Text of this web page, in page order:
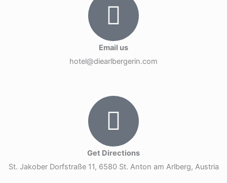
Email us
hotel@diearlbergerin.com
Get Directions
St. Jakober Dorfstraße 11, 6580 St. Anton am Arlberg, Austria